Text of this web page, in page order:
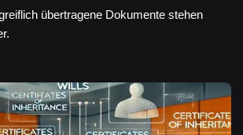
übertragene Dokumente stehen